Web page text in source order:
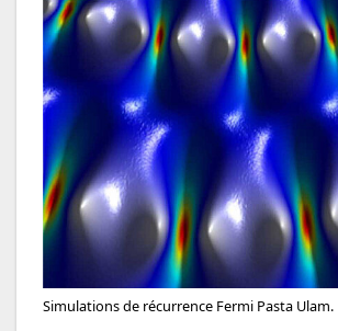
Simulations de récurrence Fermi Pasta Ulam.